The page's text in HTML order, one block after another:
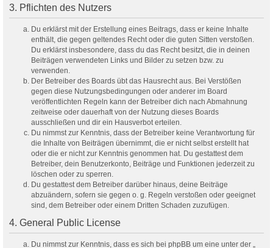
3. Pflichten des Nutzers
Du erklärst mit der Erstellung eines Beitrags, dass er keine Inhalte
enthält, die gegen geltendes Recht oder die guten Sitten verstoßen.
Du erklärst insbesondere, dass du das Recht besitzt, die in deinen
Beiträgen verwendeten Links und Bilder zu setzen bzw. zu
verwenden.
Der Betreiber des Boards übt das Hausrecht aus. Bei Verstößen
gegen diese Nutzungsbedingungen oder anderer im Board
veröffentlichten Regeln kann der Betreiber dich nach Abmahnung
zeitweise oder dauerhaft von der Nutzung dieses Boards
ausschließen und dir ein Hausverbot erteilen.
Du nimmst zur Kenntnis, dass der Betreiber keine Verantwortung für
die Inhalte von Beiträgen übernimmt, die er nicht selbst erstellt hat
oder die er nicht zur Kenntnis genommen hat. Du gestattest dem
Betreiber, dein Benutzerkonto, Beiträge und Funktionen jederzeit zu
löschen oder zu sperren.
Du gestattest dem Betreiber darüber hinaus, deine Beiträge
abzuändern, sofern sie gegen o. g. Regeln verstoßen oder geeignet
sind, dem Betreiber oder einem Dritten Schaden zuzufügen.
4. General Public License
Du nimmst zur Kenntnis, dass es sich bei phpBB um eine unter der „